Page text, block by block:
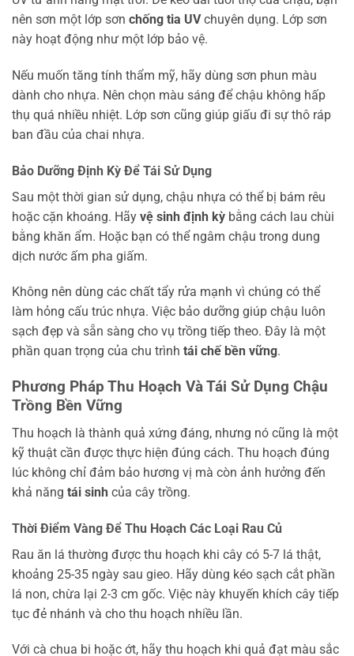
nên sơn một lớp sơn chống tia UVchuyên dụng. Lớp sơn
này hoạt động như một lớp bảo vệ.
Nếu muốn tăng tính thẩm mỹ, hãy dùng sơn phun màu
dành cho nhựa. Nên chọn màu sáng để chậu không hấp
thụ quá nhiều nhiệt. Lớp sơn cũng giúp giấu đi sự thô ráp
ban đầu của chai nhựa.
Bảo Dưỡng Định Kỳ Để Tái Sử Dụng
Sau một thời gian sử dụng, chậu nhựa có thể bị bám rêu
hoặc cặn khoáng. Hãy vệ sinh định kỳ bằng cách lau chùi
bằng khăn ẩm. Hoặc bạn có thể ngâm chậu trong dung
dịch nước ấm pha giấm.
Không nên dùng các chất tẩy rửa mạnh vì chúng có thể
làm hỏng cấu trúc nhựa. Việc bảo dưỡng giúp chậu luôn
sạch đẹp và sẵn sàng cho vụ trồng tiếp theo. Đây là một
phần quan trọng của chu trình tái chế bền vững.
Phương Pháp Thu Hoạch Và Tái Sử Dụng Chậu
Trồng Bền Vững
Thu hoạch là thành quả xứng đáng, nhưng nó cũng là một
kỹ thuật cần được thực hiện đúng cách. Thu hoạch đúng
lúc không chỉ đảm bảo hương vị mà còn ảnh hưởng đến
khả năng tái sinh của cây trồng.
Thời Điểm Vàng Để Thu Hoạch Các Loại Rau Củ
Rau ăn lá thường được thu hoạch khi cây có 5-7 lá thật,
khoảng 25-35 ngày sau gieo. Hãy dùng kéo sạch cắt phần
lá non, chừa lại 2-3 cm gốc. Việc này khuyến khích cây tiếp
tục đẻ nhánh và cho thu hoạch nhiều lần.
Với cà chua bi hoặc ớt, hãy thu hoạch khi quả đạt màu sắc